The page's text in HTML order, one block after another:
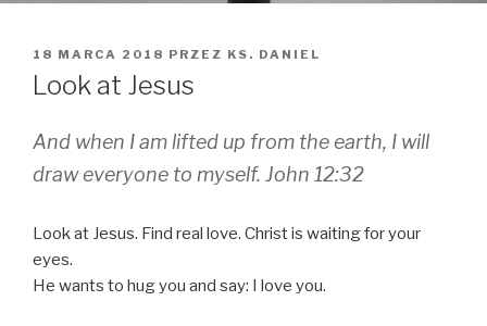
OPUBLIKOWANE
W
18 MARCA 2018 PRZEZ KS. DANIEL
Look at Jesus
And when I am lifted up from the earth, I will
draw everyone to myself. John 12:32
Look at Jesus. Find real love. Christ is waiting for your
eyes.
He wants to hug you and say: I love you.